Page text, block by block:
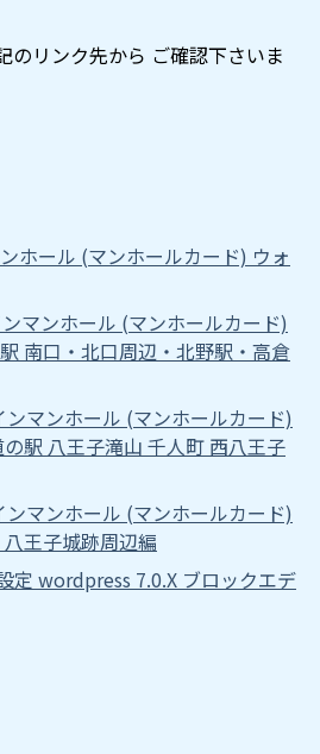
のリンク先から ご確認下さいま
ホール (マンホールカード) ウォ
マンホール (マンホールカード)
南口・北口周辺・北野駅・高倉
マンホール (マンホールカード)
駅 八王子滝山 千人町 西八王子
マンホール (マンホールカード)
王子城跡周辺編
定 wordpress 7.0.X ブロックエデ